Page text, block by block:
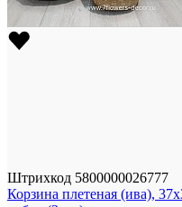
Штрихкод 5800000026777
Корзина плетеная (ива),